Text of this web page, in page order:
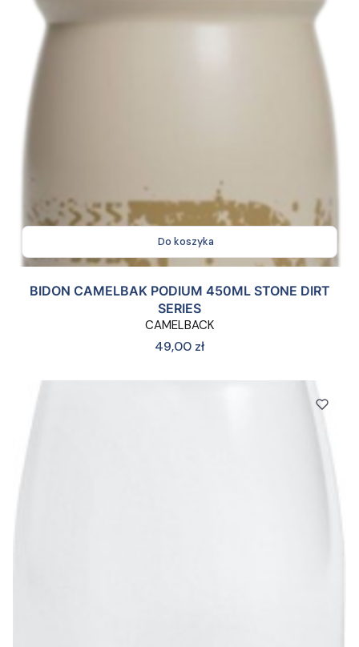
Do koszyka
BIDON CAMELBAK PODIUM 450ML STONE DIRT
SERIES
CAMELBACK
Cena
49,00 zł